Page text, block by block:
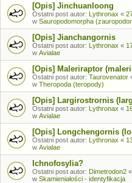
[Opis] Jinchuanloong
Ostatni post autor: Lythronax «
w Sauropodomorpha
[Opis] Jianchangornis
Ostatni post autor: Lythronax «
w Avialae
[Opis] Maleriraptor
Ostatni post autor: Taurovenator
w Theropoda (teropody)
[Opis] Largirostrornis
Ostatni post autor: Lythronax «
w Avialae
[Opis] Longchengornis
Ostatni post autor: Lythronax «
w Avialae
Ichnofosylia?
Ostatni post autor: Dimetrodon2 «
w Skamieniałości - identyfikacja